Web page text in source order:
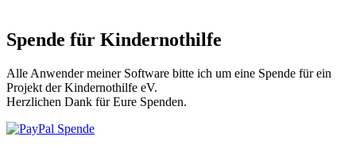
Spende für Kindernothilfe
Alle Anwender meiner Software bitte ich um eine Spende für ein
Projekt der Kindernothilfe eV.
Herzlichen Dank für Eure Spenden.